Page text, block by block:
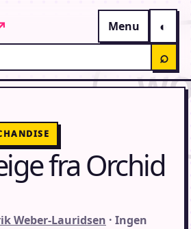
Menu
⌕
fra Orchid
Weber-Lauridsen · Ingen